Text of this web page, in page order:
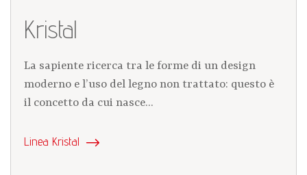
Kristal
La sapiente ricerca tra le forme di un design
moderno e l’uso del legno non trattato: questo è
il concetto da cui nasce...
Linea Kristal